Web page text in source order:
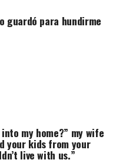
guardó para hundirme
my home?” my wife
your kids from your
live with us.”